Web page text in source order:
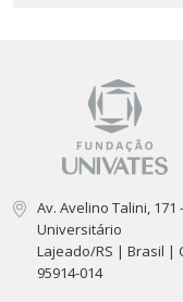
Av. Avelino Talini, 171
Universitário
Lajeado/RS | Brasil |
95914-014